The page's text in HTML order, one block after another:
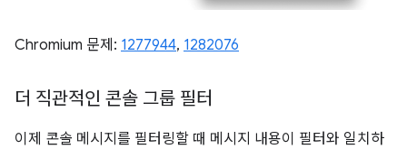
Chromium 문제: 1277944, 1282076
더 직관적인 콘솔 그룹 필터
이제 콘솔 메시지를 필터링할 때 메시지 내용이 필터와 일치하